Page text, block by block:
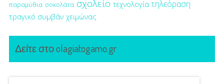
παραμύθια σοκολάτα σχολείο τεχνολογία τηλεόραση
τραγικό συμβάν χειμώνας
Δείτε στο olagiatogamo.gr